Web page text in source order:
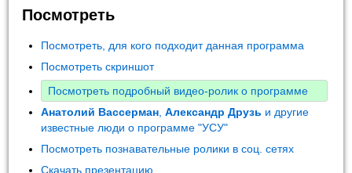
Посмотреть
Посмотреть, для кого подходит данная программа
Посмотреть скриншот
Посмотреть подробный видео-ролик о программе
Анатолий Вассерман ,Александр Друзь и другие
известные люди о программе "УСУ"
Посмотреть познавательные ролики в соц. сетях
Скачать презентацию